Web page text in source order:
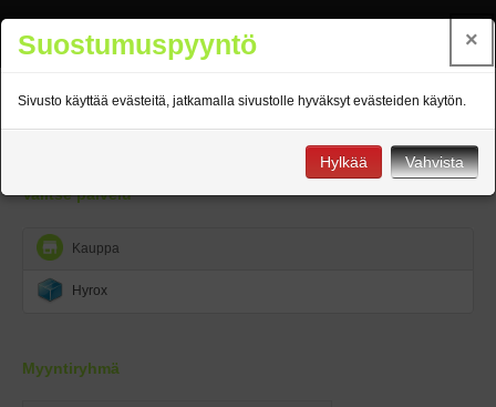
Fitness Gym
Jäsenehdot
Valitse palvelu
Kauppa
Hyrox
Myyntiryhmä
×
Suostumuspyyntö
Sivusto käyttää evästeitä, jatkamalla sivustolle hyväksyt evästeiden käytön.
Hylkää Vahvista